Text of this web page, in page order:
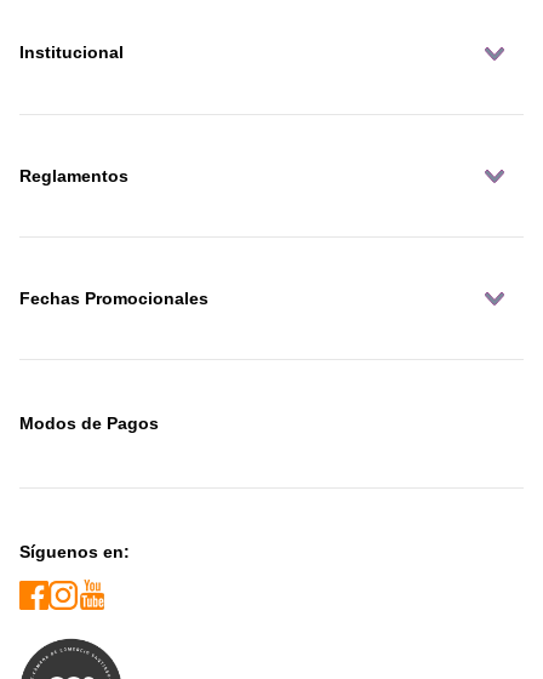
Institucional
Reglamentos
Fechas Promocionales
Modos de Pagos
Síguenos en: